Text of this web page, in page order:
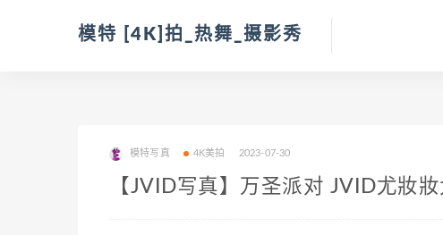
模特 [4K]拍_热舞_摄影秀
模特写真 4K美拍 2023-07-30
【JVID写真】万圣派对 JVID尤妝